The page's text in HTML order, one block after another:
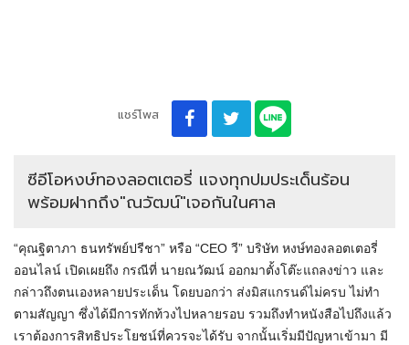
แชร์โพส
ซีอีโอหงษ์ทองลอตเตอรี่ แจงทุกปมประเด็นร้อน
พร้อมฝากถึง"ณวัฒน์"เจอกันในศาล
“คุณฐิตาภา ธนทรัพย์ปรีชา” หรือ “CEO วี” บริษัท หงษ์ทองลอตเตอรี่
ออนไลน์ เปิดเผยถึง กรณีที่ นายณวัฒน์ ออกมาตั้งโต๊ะแถลงข่าว และ
กล่าวถึงตนเองหลายประเด็น โดยบอกว่า ส่งมิสแกรนด์ไม่ครบ ไม่ทำ
ตามสัญญา ซึ่งได้มีการทักท้วงไปหลายรอบ รวมถึงทำหนังสือไปถึงแล้ว
เราต้องการสิทธิประโยชน์ที่ควรจะได้รับ จากนั้นเริ่มมีปัญหาเข้ามา มี